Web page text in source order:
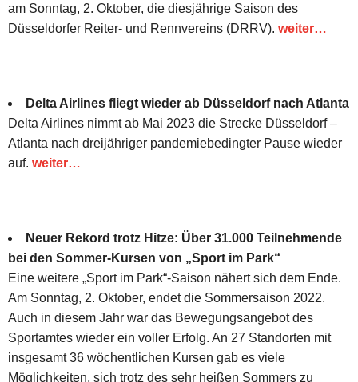
am Sonntag, 2. Oktober, die diesjährige Saison des
Düsseldorfer Reiter- und Rennvereins (DRRV). weiter…
Delta Airlines fliegt wieder ab Düsseldorf nach Atlanta
Delta Airlines nimmt ab Mai 2023 die Strecke Düsseldorf –
Atlanta nach dreijähriger pandemiebedingter Pause wieder
auf. weiter…
Neuer Rekord trotz Hitze: Über 31.000 Teilnehmende
bei den Sommer-Kursen von „Sport im Park“
Eine weitere „Sport im Park“-Saison nähert sich dem Ende.
Am Sonntag, 2. Oktober, endet die Sommersaison 2022.
Auch in diesem Jahr war das Bewegungsangebot des
Sportamtes wieder ein voller Erfolg. An 27 Standorten mit
insgesamt 36 wöchentlichen Kursen gab es viele
Möglichkeiten, sich trotz des sehr heißen Sommers zu